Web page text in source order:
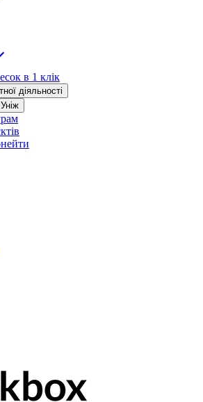
в 1 клік
діяльності